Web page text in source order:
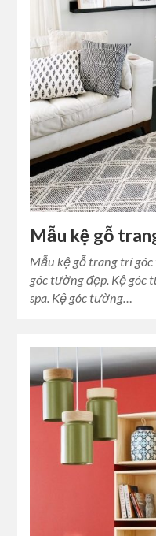
Mẫu kệ gỗ
Mẫu kệ gỗ trang trí
góc tường đẹp. Kệ góc
spa. Kệ góc tường…